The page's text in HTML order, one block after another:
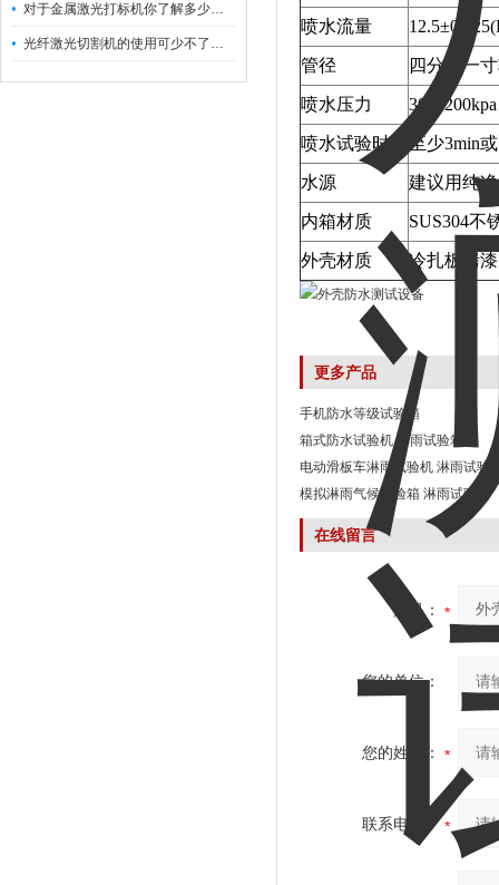
对于金属激光打标机你了解多少呢？
光纤激光切割机的使用可少不了以下步骤
喷水流量
管径 四分、一
喷水压力 30～
喷水试验时间 至少3min
水源 建议用纯
内箱材质 SUS304不
外壳材质 冷扎板烤漆
更多产品
手机防水等级试验箱
箱式防水试验机 淋雨试验箱
电动滑板车淋雨试验机 淋雨试验
模拟淋雨气候实验箱 淋雨试验箱
在线留言
产品：
您的单位：
您的姓名：
联系电话：